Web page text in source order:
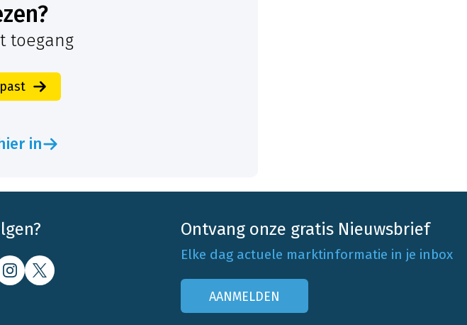
toegang
in
Ontvang onze gratis Nieuwsbrief
Elke dag actuele marktinformatie in je inbox
AANMELDEN